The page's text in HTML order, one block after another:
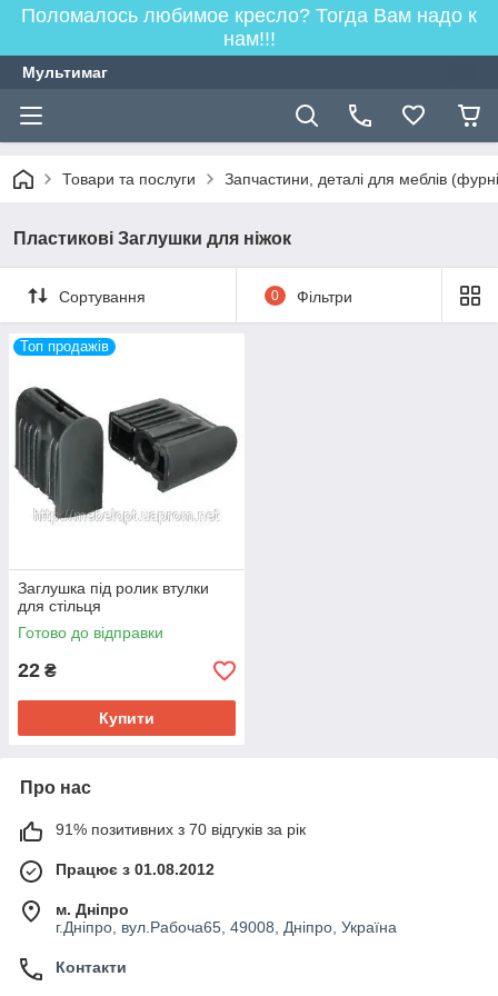
Поломалось любимое кресло? Тогда Вам надо к
нам!!!
Мультимаг
Товари та послуги Запчастини, деталі для меблів
Пластикові Заглушки для ніжок
Сортування 0 Фільтри
Топ продажів
Заглушка під ролик втулки
для стільця
Готово до відправки
22 ₴
Купити
Про нас
91% позитивних з 70 відгуків за рік
Працює з 01.08.2012
м. Дніпро
г.Дніпро, вул.Рабоча65, 49008, Дніпро, Україна
Контакти